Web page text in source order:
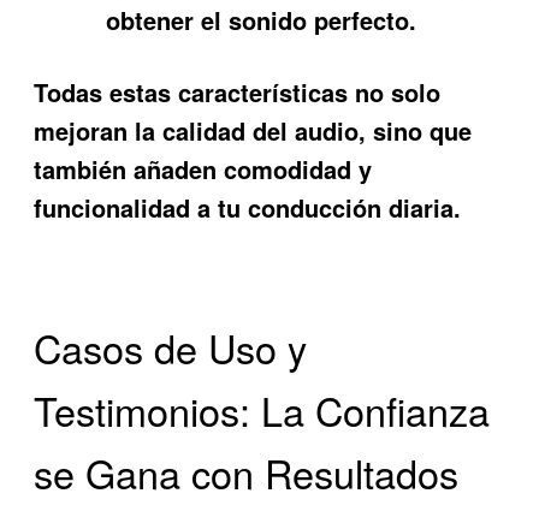
obtener el sonido perfecto.
Todas estas características no solo
mejoran la calidad del audio, sino que
también añaden comodidad y
funcionalidad a tu conducción diaria.
Casos de Uso y
Testimonios: La Confianza
se Gana con Resultados